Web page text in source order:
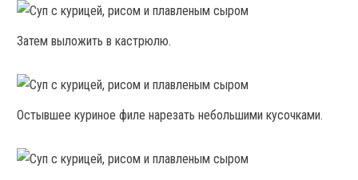
Затем выложить в кастрюлю.
Остывшее куриное филе нарезать небольшими кусочками.